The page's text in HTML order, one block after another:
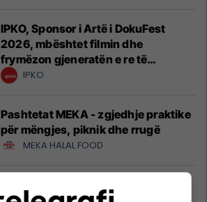
IPKO, Sponsor i Artë i DokuFest
2026, mbështet filmin dhe
frymëzon gjeneratën e re të
krijuesve
IPKO
Pashtetat MEKA - zgjedhje praktike
për mëngjes, piknik dhe rrugë
MEKA HALAL FOOD